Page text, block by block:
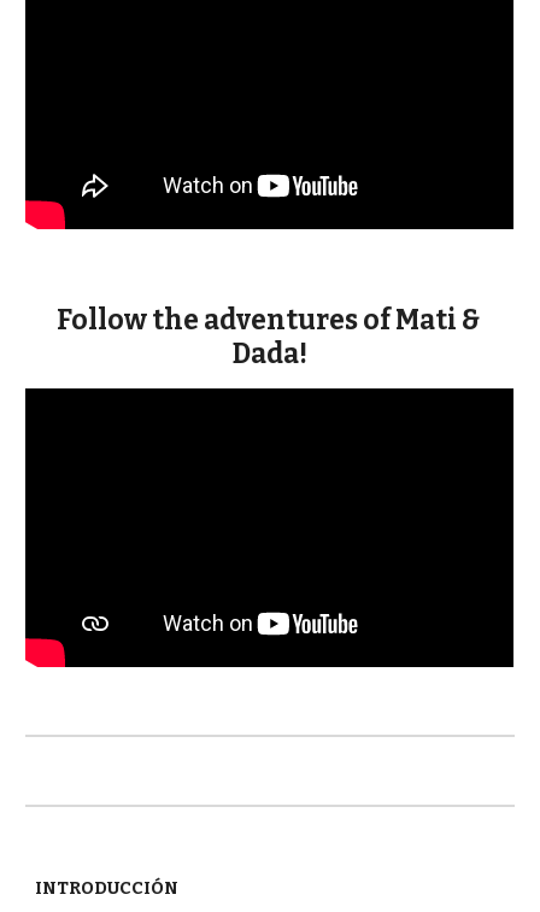
Follow the adventures of Mati &
Dada!
INTRODUCCIÓN